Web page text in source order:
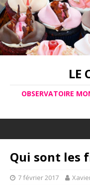
LE
OBSERVATOIRE
Qui sont les
7 février 2017